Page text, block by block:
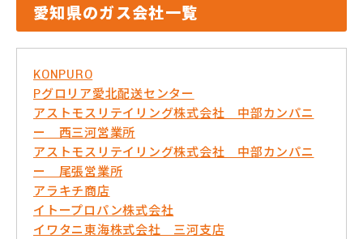
愛知県のガス会社一覧
KONPURO
Pグロリア愛北配送センター
アストモスリテイリング株式会社 中部カンパニ
ー 西三河営業所
アストモスリテイリング株式会社 中部カンパニ
ー 尾張営業所
アラキチ商店
イトープロパン株式会社
イワタニ東海株式会社 三河支店